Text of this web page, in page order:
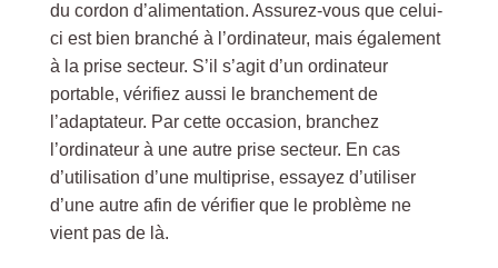
du cordon d’alimentation. Assurez-vous que celui-
ci est bien branché à l’ordinateur, mais également
à la prise secteur. S’il s’agit d’un ordinateur
portable, vérifiez aussi le branchement de
l’adaptateur. Par cette occasion, branchez
l’ordinateur à une autre prise secteur. En cas
d’utilisation d’une multiprise, essayez d’utiliser
d’une autre afin de vérifier que le problème ne
vient pas de là.